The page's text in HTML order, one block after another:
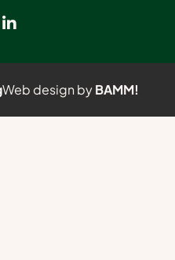
Web design byBAMM!